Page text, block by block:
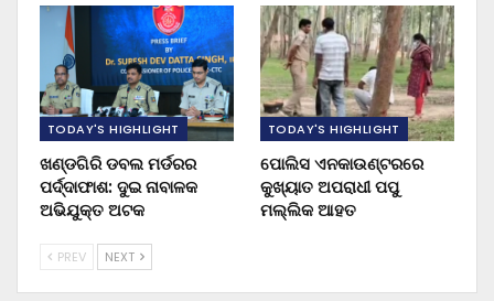
TODAY'S HIGHLIGHT
ଖଣ୍ଡଗିରି ଡବଲ ମର୍ଡରର
ପର୍ଦ୍ଦାଫାଶ: ଦୁଇ ନାବାଳକ
ଅଭିଯୁକ୍ତ ଅଟକ
TODAY'S HIGHLIGHT
ପୋଲିସ ଏନକାଉଣ୍ଟରରେ
କୁଖ୍ୟାତ ଅପରାଧୀ ପପୁ
ମଲ୍ଲିକ ଆହତ
PREV NEXT